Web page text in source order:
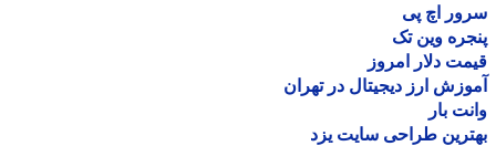
اچ پی
وین تک
دلار امروز
ارز دیجیتال در تهران
بار
طراحی سایت یزد